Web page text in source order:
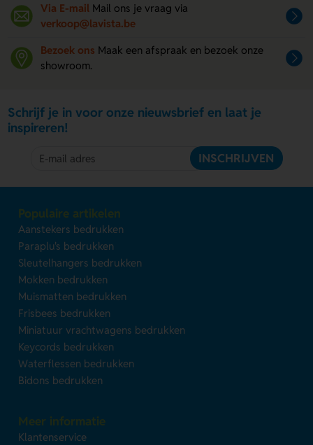
Via E-mail Mail ons je vraag via
verkoop@lavista.be
Bezoek ons Maak een afspraak en bezoek onze
showroom.
Schrijf je in voor onze nieuwsbrief en laat je
inspireren!
INSCHRIJVEN
Populaire artikelen
Aanstekers bedrukken
Paraplu's bedrukken
Sleutelhangers bedrukken
Mokken bedrukken
Muismatten bedrukken
Frisbees bedrukken
Miniatuur vrachtwagens bedrukken
Keycords bedrukken
Waterflessen bedrukken
Bidons bedrukken
Meer informatie
Klantenservice